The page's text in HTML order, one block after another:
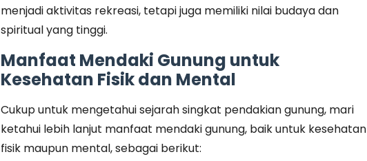
menjadi aktivitas rekreasi, tetapi juga memiliki nilai budaya dan
spiritual yang tinggi.
Manfaat Mendaki Gunung untuk
Kesehatan Fisik dan Mental
Cukup untuk mengetahui sejarah singkat pendakian gunung, mari
ketahui lebih lanjut manfaat mendaki gunung, baik untuk kesehatan
fisik maupun mental, sebagai berikut: